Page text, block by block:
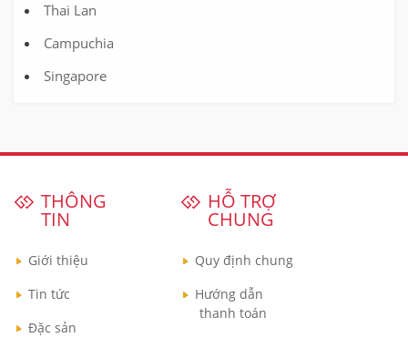
Thai Lan
Campuchia
Singapore
THÔNG
TIN
Giới thiệu
Tin tức
Đặc sản
HỖ TRỢ
CHUNG
Quy định chung
Hướng dẫn
thanh toán